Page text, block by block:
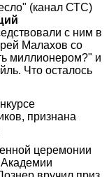
(канал СТС)
с ним в
Малахов со
миллионером?" и
Что осталось
признана
церемонии